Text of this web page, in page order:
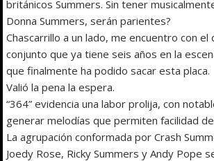
británicos Summers. Sin tener
Donna Summers, serán parientes?
Chascarrillo a un lado, me encuentro con el
conjunto que ya tiene seis años en la
que finalmente ha podido sacar esta placa.
Valió la pena la espera.
“364” evidencia una labor prolija, con
generar melodías que permiten facilidad
La agrupación conformada por Crash
Joedy Rose, Ricky Summers y Andy Pope